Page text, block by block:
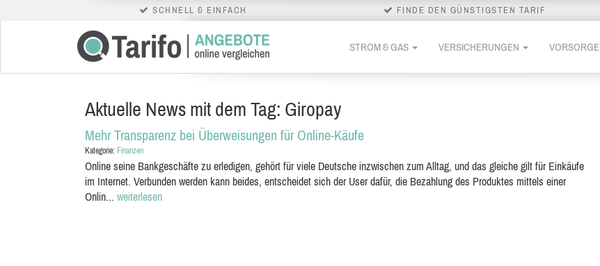
SCHNELL & EINFACH FINDE DEN GÜNSTIGSTEN TARIF
STROM & GAS VERSICHERUNGEN VORSORGE
Aktuelle News mit dem Tag: Giropay
Mehr Transparenz bei Überweisungen für Online-Käufe
Kategorie: Finanzen
Online seine Bankgeschäfte zu erledigen, gehört für viele Deutsche inzwischen zum Alltag, und das gleiche gilt für Einkäufe
im Internet. Verbunden werden kann beides, entscheidet sich der User dafür, die Bezahlung des Produktes mittels einer
Onlin... weiterlesen